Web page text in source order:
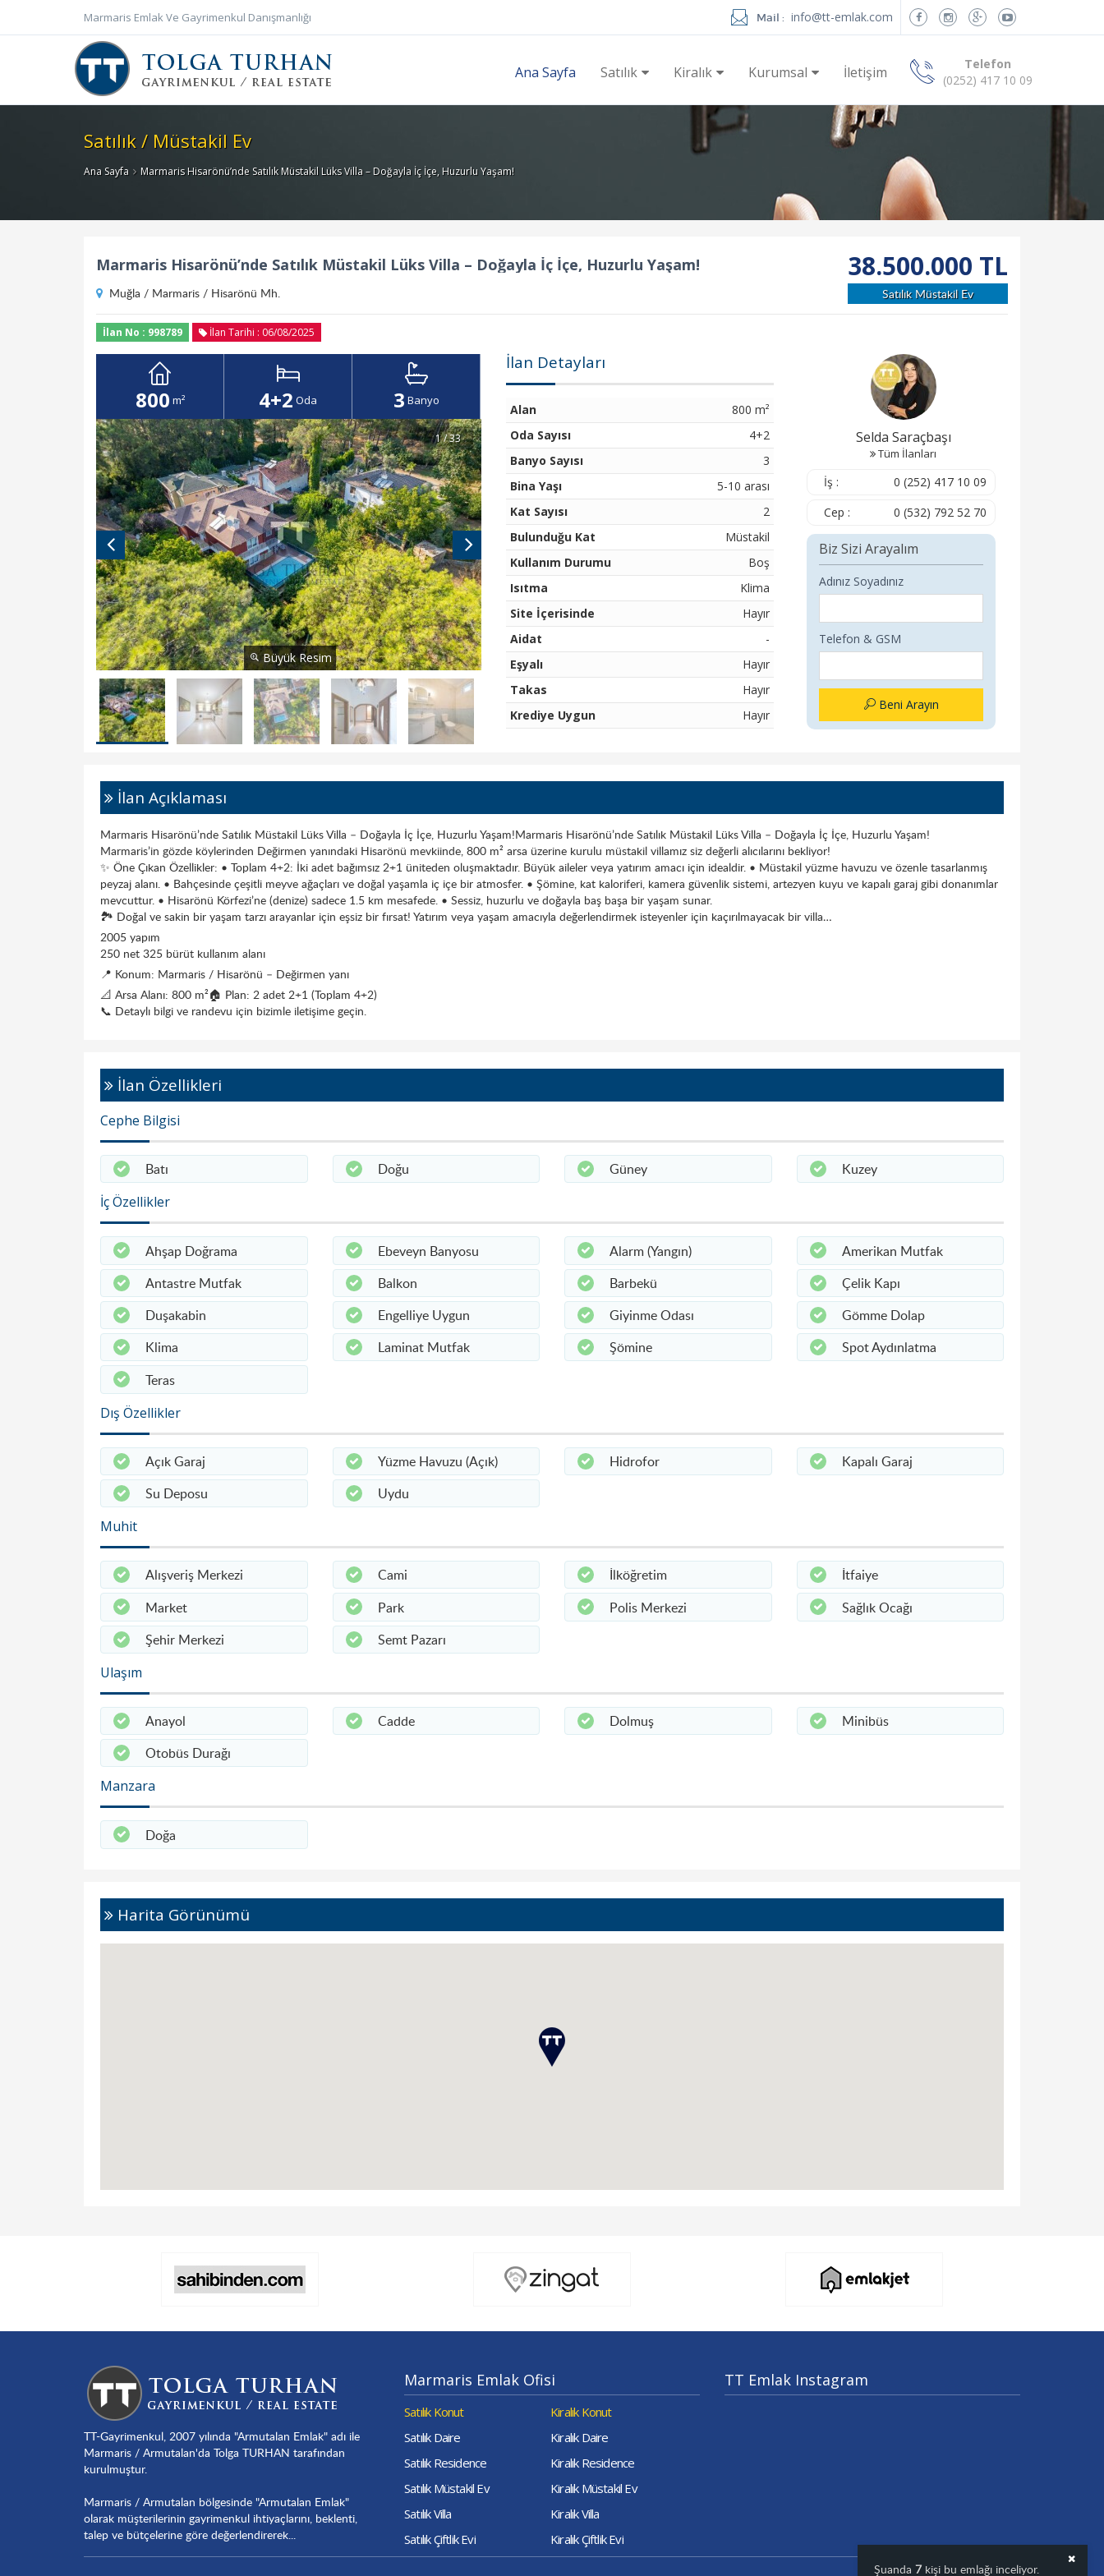
Marmaris Emlak Ve Gayrimenkul Danışmanlığı Mail : info@tt-emlak.com
Telefon
(0252) 417 10 09
Ana Sayfa Satılık Kiralık Kurumsal İletişim
Satılık / Müstakil Ev
Ana Sayfa Marmaris Hisarönü’nde Satılık Müstakil Lüks Villa – Doğayla İç İçe, Huzurlu Yaşam!
Marmaris Hisarönü’nde Satılık Müstakil Lüks Villa – Doğayla İç İçe, Huzurlu Yaşam! 38.500.000 TL
Satılık Müstakil Ev
Muğla / Marmaris / Hisarönü Mh.
İlan No : 998789 İlan Tarihi : 06/08/2025
800 m² 4+2 Oda 3 Banyo
1 / 33
Büyük Resim
İlan Detayları
Alan
800 m²
Oda Sayısı
4+2
Banyo Sayısı
3
Bina Yaşı
5-10 arası
Kat Sayısı
2
Bulunduğu Kat
Müstakil
Kullanım Durumu
Boş
Isıtma
Klima
Site İçerisinde
Hayır
Aidat
-
Eşyalı
Hayır
Takas
Hayır
Krediye Uygun
Hayır
Selda Saraçbaşı
Tüm İlanları
İş :
0 (252) 417 10 09
Cep :
0 (532) 792 52 70
Biz Sizi Arayalım
Adınız Soyadınız
Telefon & GSM
Beni Arayın
İlan Açıklaması
Marmaris Hisarönü’nde Satılık Müstakil Lüks Villa – Doğayla İç İçe, Huzurlu Yaşam!Marmaris Hisarönü’nde Satılık Müstakil Lüks Villa – Doğayla İç İçe, Huzurlu Yaşam!
Marmaris’in gözde köylerinden Değirmen yanındaki Hisarönü mevkiinde, 800 m² arsa üzerine kurulu müstakil villamız siz değerli alıcılarını bekliyor!
✨ Öne Çıkan Özellikler: • Toplam 4+2: İki adet bağımsız 2+1 üniteden oluşmaktadır. Büyük aileler veya yatırım amacı için idealdir. • Müstakil yüzme havuzu ve özenle tasarlanmış
peyzaj alanı. • Bahçesinde çeşitli meyve ağaçları ve doğal yaşamla iç içe bir atmosfer. • Şömine, kat kaloriferi, kamera güvenlik sistemi, artezyen kuyu ve kapalı garaj gibi donanımlar
mevcuttur. • Hisarönü Körfezi’ne (denize) sadece 1.5 km mesafede. • Sessiz, huzurlu ve doğayla baş başa bir yaşam sunar.
🏞 Doğal ve sakin bir yaşam tarzı arayanlar için eşsiz bir fırsat! Yatırım veya yaşam amacıyla değerlendirmek isteyenler için kaçırılmayacak bir villa…
2005 yapım
250 net 325 bürüt kullanım alanı
📍 Konum: Marmaris / Hisarönü – Değirmen yanı
📐 Arsa Alanı: 800 m²🏠 Plan: 2 adet 2+1 (Toplam 4+2)
📞 Detaylı bilgi ve randevu için bizimle iletişime geçin.
İlan Özellikleri
Cephe Bilgisi
Batı Doğu Güney
Kuzey
İç Özellikler
Ahşap Doğrama Ebeveyn Banyosu Alarm (Yangın)
Amerikan Mutfak
Antastre Mutfak
Balkon Barbekü
Çelik Kapı
Duşakabin
Engelliye Uygun Giyinme Odası
Gömme Dolap
Klima
Laminat Mutfak Şömine
Spot Aydınlatma
Teras
Dış Özellikler
Açık Garaj Yüzme Havuzu (Açık) Hidrofor
Kapalı Garaj
Su Deposu
Uydu
Muhit
Alışveriş Merkezi Cami İlköğretim
İtfaiye
Market
Park Polis Merkezi
Sağlık Ocağı
Şehir Merkezi
Semt Pazarı
Ulaşım
Anayol Cadde Dolmuş
Minibüs
Otobüs Durağı
Manzara
Doğa
Harita Görünümü
Şuanda 7 kişi bu emlağı inceliyor.
TT-Gayrimenkul, 2007 yılında "Armutalan Emlak" adı ile
Marmaris / Armutalan'da Tolga TURHAN tarafından
kurulmuştur.
Marmaris / Armutalan bölgesinde "Armutalan Emlak"
olarak müşterilerinin gayrimenkul ihtiyaçlarını, beklenti,
talep ve bütçelerine göre değerlendirerek...
Marmaris Emlak Ofisi
Satılık Konut
Satılık Daire
Satılık Residence
Satılık Müstakil Ev
Satılık Villa
Satılık Çiftlik Evi
Kiralık Konut
Kiralık Daire
Kiralık Residence
Kiralık Müstakil Ev
Kiralık Villa
Kiralık Çiftlik Evi
TT Emlak Instagram